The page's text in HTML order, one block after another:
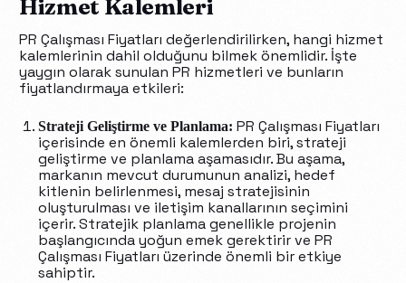
Hizmet Kalemleri
PR Çalışması Fiyatları değerlendirilirken, hangi hizmet
kalemlerinin dahil olduğunu bilmek önemlidir. İşte
yaygın olarak sunulan PR hizmetleri ve bunların
fiyatlandırmaya etkileri:
Strateji Geliştirme ve Planlama: PR Çalışması Fiyatları
içerisinde en önemli kalemlerden biri, strateji
geliştirme ve planlama aşamasıdır. Bu aşama,
markanın mevcut durumunun analizi, hedef
kitlenin belirlenmesi, mesaj stratejisinin
oluşturulması ve iletişim kanallarının seçimini
içerir. Stratejik planlama genellikle projenin
başlangıcında yoğun emek gerektirir ve PR
Çalışması Fiyatları üzerinde önemli bir etkiye
sahiptir.